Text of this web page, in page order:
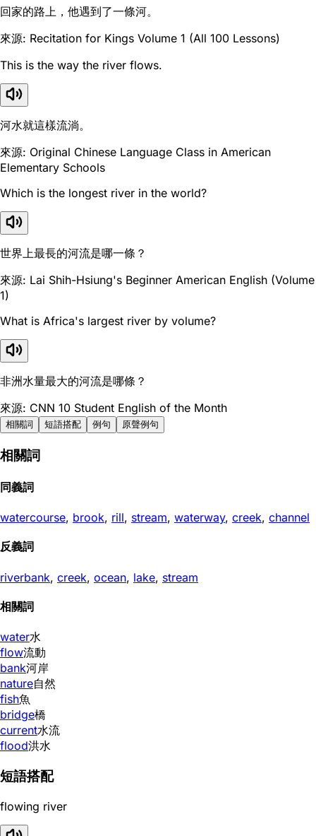
回家的路上，他遇到了一條河。
來源: Recitation for Kings Volume 1 (All 100 Lessons)
This is the way the river flows.
河水就這樣流淌。
來源: Original Chinese Language Class in American
Elementary Schools
Which is the longest river in the world?
世界上最長的河流是哪一條？
來源: Lai Shih-Hsiung's Beginner American English (Volume
1)
What is Africa's largest river by volume?
非洲水量最大的河流是哪條？
來源: CNN 10 Student English of the Month
相關詞 短語搭配 例句 原聲例句
相關詞
同義詞
watercourse, brook, rill, stream, waterway, creek, channel
反義詞
riverbank, creek, ocean, lake, stream
相關詞
water水
flow流動
bank河岸
nature自然
fish魚
bridge橋
current水流
flood洪水
短語搭配
flowing river